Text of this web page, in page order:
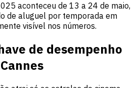
aconteceu de 13 a 24 de maio,
de aluguel por temporada em
visível nos números.
de desempenho